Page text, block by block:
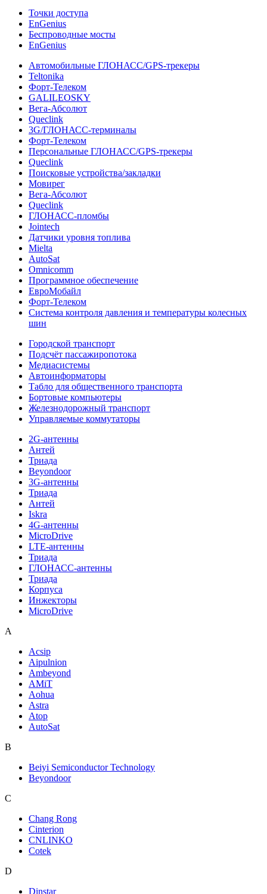
Точки доступа
EnGenius
Беспроводные мосты
EnGenius
Автомобильные ГЛОНАСС/GPS-трекеры
Teltonika
Форт-Телеком
GALILEOSKY
Вега-Абсолют
Queclink
3G/ГЛОНАСС-терминалы
Форт-Телеком
Персональные ГЛОНАСС/GPS-трекеры
Queclink
Поисковые устройства/закладки
Мовирег
Вега-Абсолют
Queclink
ГЛОНАСС-пломбы
Jointech
Датчики уровня топлива
Mielta
AutoSat
Omnicomm
Программное обеспечение
ЕвроМобайл
Форт-Телеком
Система контроля давления и температуры колесных
шин
Городской транспорт
Подсчёт пассажиропотока
Медиасистемы
Автоинформаторы
Табло для общественного транспорта
Бортовые компьютеры
Железнодорожный транспорт
Управляемые коммутаторы
2G-антенны
Антей
Триада
Beyondoor
3G-антенны
Триада
Антей
Iskra
4G-антенны
MicroDrive
LTE-антенны
Триада
ГЛОНАСС-антенны
Триада
Корпуса
Инжекторы
MicroDrive
A
Acsip
Aipulnion
Ambeyond
AMiT
Aohua
Astra
Atop
AutoSat
B
Beiyi Semiconductor Technology
Beyondoor
C
Chang Rong
Cinterion
CNLINKO
Cotek
D
Dinstar